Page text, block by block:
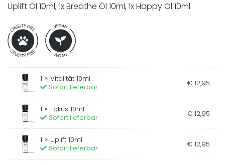
Uplift Öl 10ml, 1x Breathe Öl 10ml, 1x Happy Öl 10ml
1 × Vitalität 10ml
Sofort lieferbar
€ 12,95
1 × Fokus 10ml
Sofort lieferbar
€ 12,95
1 × Uplift 10ml
Sofort lieferbar
€ 12,95